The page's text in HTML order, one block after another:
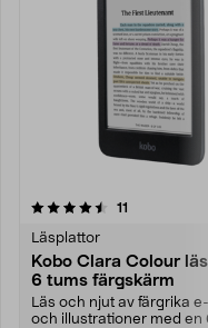
11
Läsplattor
Kobo Clara Colour
6 tums färgskärm
Läs och njut av färgrika
och illustrationer med en